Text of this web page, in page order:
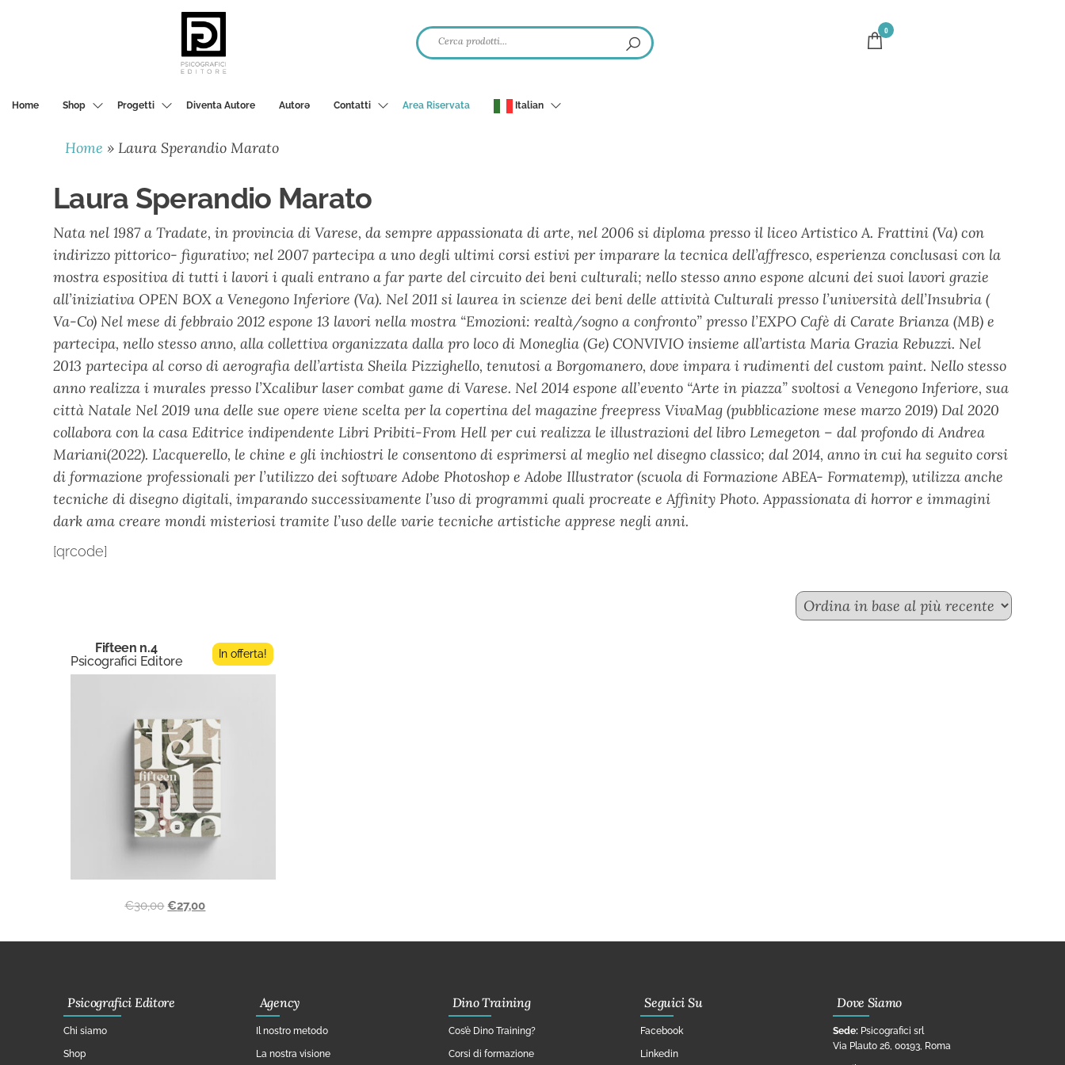
0
Home Shop Progetti Diventa Autore Autorә Contatti Area Riservata Italian
Home »Laura Sperandio Marato
Laura Sperandio Marato
Nata nel 1987 a Tradate, in provincia di Varese, da sempre appassionata di arte, nel 2006 si diploma presso il liceo Artistico A. Frattini (Va) con
indirizzo pittorico- figurativo; nel 2007 partecipa a uno degli ultimi corsi estivi per imparare la tecnica dell’affresco, esperienza conclusasi con la
mostra espositiva di tutti i lavori i quali entrano a far parte del circuito dei beni culturali; nello stesso anno espone alcuni dei suoi lavori grazie
all’iniziativa OPEN BOX a Venegono Inferiore (Va). Nel 2011 si laurea in scienze dei beni delle attività Culturali presso l’università dell’Insubria (
Va-Co) Nel mese di febbraio 2012 espone 13 lavori nella mostra “Emozioni: realtà/sogno a confronto” presso l’EXPO Cafè di Carate Brianza (MB) e
partecipa, nello stesso anno, alla collettiva organizzata dalla pro loco di Moneglia (Ge) CONVIVIO insieme all’artista Maria Grazia Rebuzzi. Nel
2013 partecipa al corso di aerografia dell’artista Sheila Pizzighello, tenutosi a Borgomanero, dove impara i rudimenti del custom paint. Nello stesso
anno realizza i murales presso l’Xcalibur laser combat game di Varese. Nel 2014 espone all’evento “Arte in piazza” svoltosi a Venegono Inferiore, sua
città Natale Nel 2019 una delle sue opere viene scelta per la copertina del magazine freepress VivaMag (pubblicazione mese marzo 2019) Dal 2020
collabora con la casa Editrice indipendente Libri Pribiti-From Hell per cui realizza le illustrazioni del libro Lemegeton – dal profondo di Andrea
Mariani(2022). L’acquerello, le chine e gli inchiostri le consentono di esprimersi al meglio nel disegno classico; dal 2014, anno in cui ha seguito corsi
di formazione professionali per l’utilizzo dei software Adobe Photoshop e Adobe Illustrator (scuola di Formazione ABEA- Formatemp), utilizza anche
tecniche di disegno digitali, imparando successivamente l’uso di programmi quali procreate e Affinity Photo. Appassionata di horror e immagini
dark ama creare mondi misteriosi tramite l’uso delle varie tecniche artistiche apprese negli anni.
[qrcode]
Fifteen n.4
Psicografici Editore
In offerta!
€30,00 €27,00
Psicografici Editore
Chi siamo
Shop
Agency
Il nostro metodo
La nostra visione
Dino Training
Cos’è Dino Training?
Corsi di formazione
Seguici Su
Facebook
Linkedin
Dove Siamo
Sede: Psicografici srl
Via Plauto 26, 00193, Roma